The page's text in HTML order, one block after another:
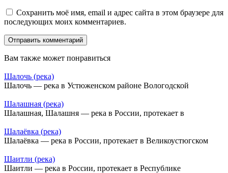
Сохранить моё имя, email и адрес сайта в этом браузере для
последующих моих комментариев.
Вам также может понравиться
Шалочь (река)
Шалочь — река в Устюженском районе Вологодской
Шалашная (река)
Шалашная, Шалашня — река в России, протекает в
Шалаёвка (река)
Шалаёвка — река в России, протекает в Великоустюгском
Шаитли (река)
Шаитли — река в России, протекает в Республике